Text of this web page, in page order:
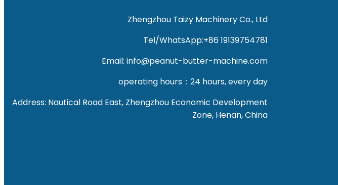
Zhengzhou Taizy Machinery Co., Ltd
Tel/WhatsApp:+86 19139754781
Email: info@peanut-butter-machine.com
operating hours：24 hours, every day
Address: Nautical Road East, Zhengzhou Economic Development
Zone, Henan, China